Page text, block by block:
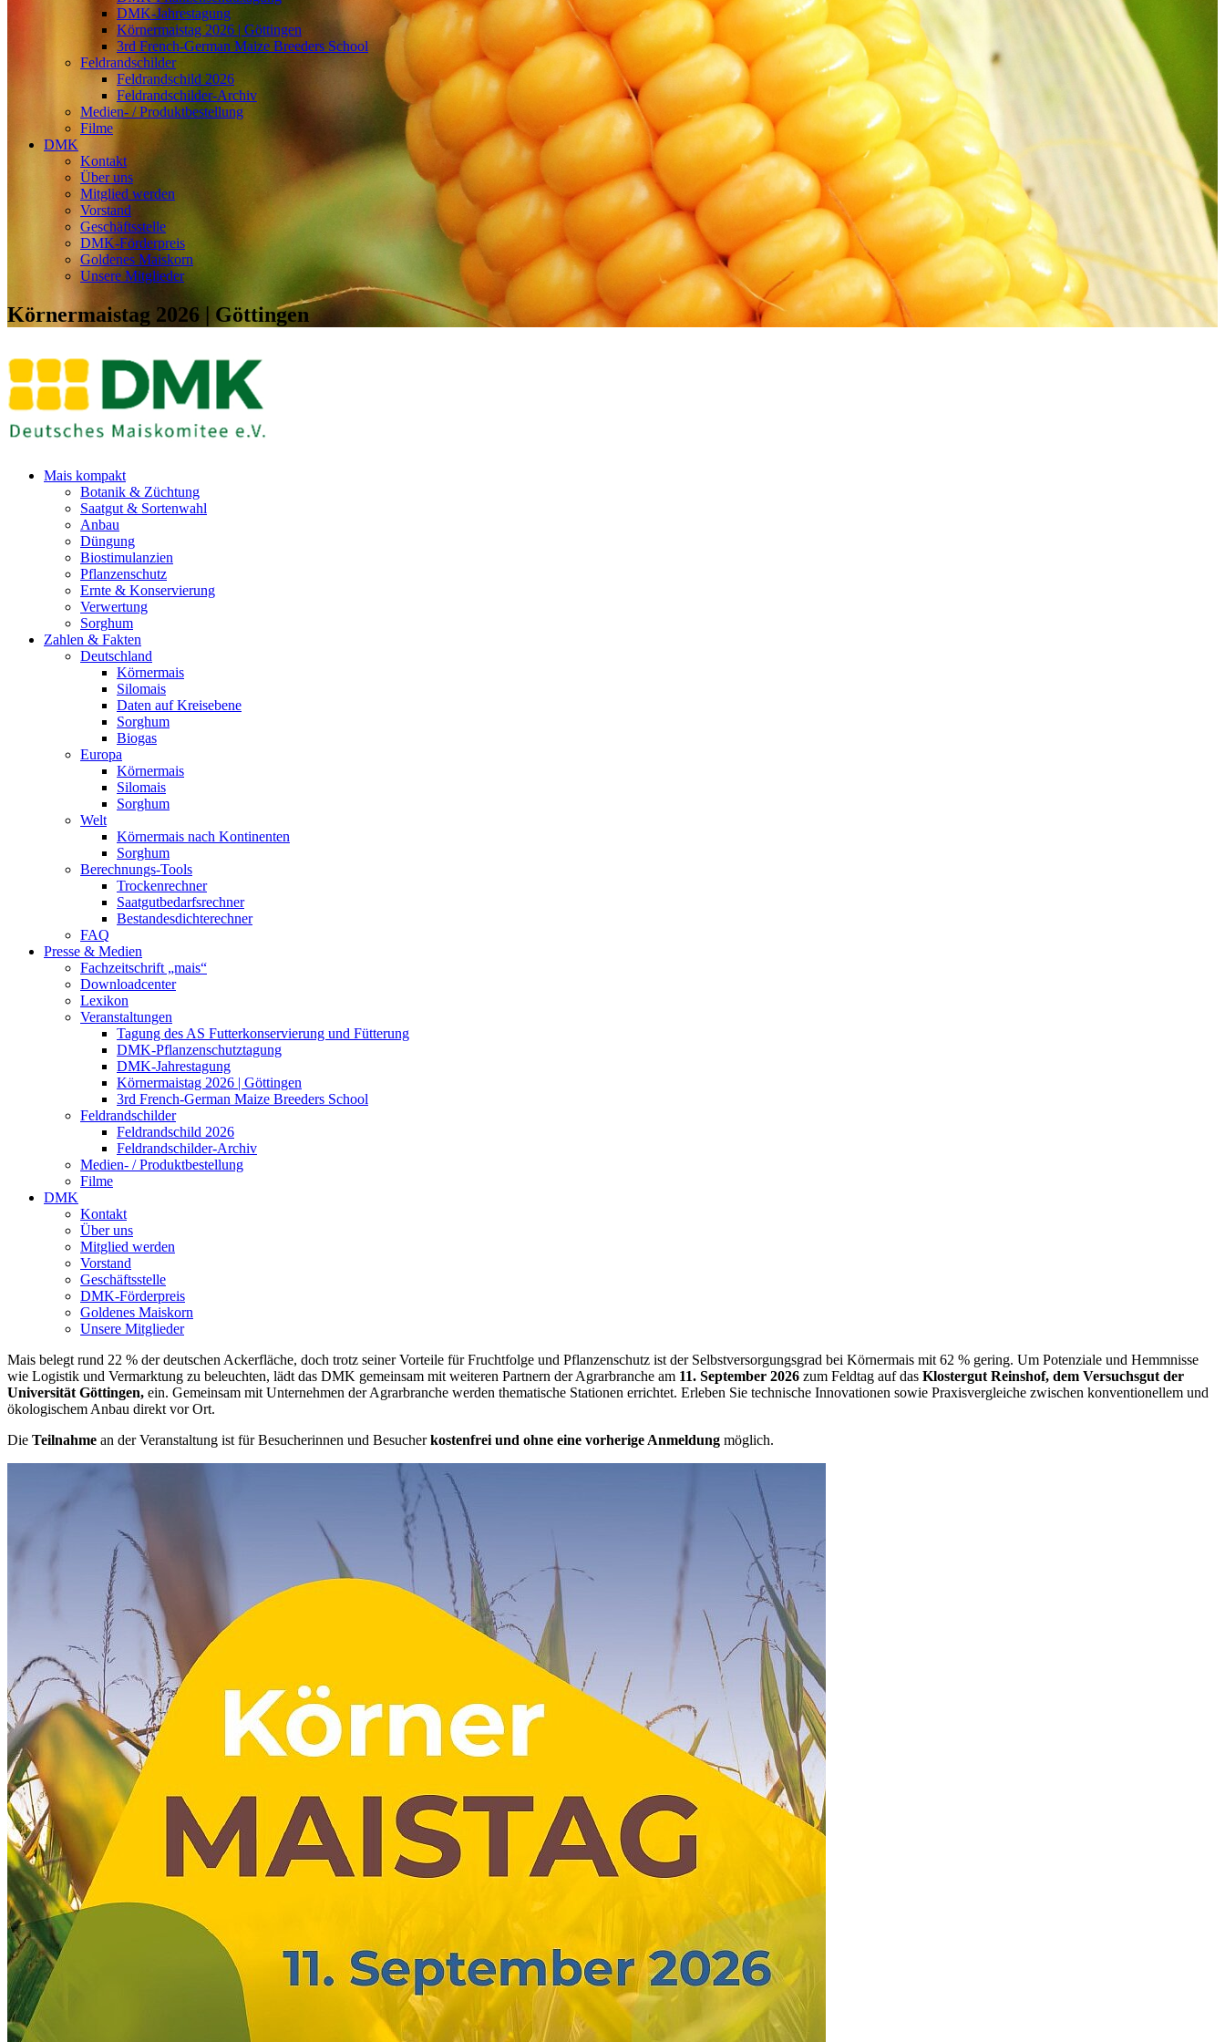
DMK-Jahrestagung
Körnermaistag 2026 | Göttingen
3rd French-German Maize Breeders School
Feldrandschilder
Feldrandschild 2026
Feldrandschilder-Archiv
Medien- / Produktbestellung
Filme
DMK
Kontakt
Über uns
Mitglied werden
Vorstand
Geschäftsstelle
DMK-Förderpreis
Goldenes Maiskorn
Unsere Mitglieder
Körnermaistag 2026 | Göttingen
Mais kompakt
Botanik & Züchtung
Saatgut & Sortenwahl
Anbau
Düngung
Biostimulanzien
Pflanzenschutz
Ernte & Konservierung
Verwertung
Sorghum
Zahlen & Fakten
Deutschland
Körnermais
Silomais
Daten auf Kreisebene
Sorghum
Biogas
Europa
Körnermais
Silomais
Sorghum
Welt
Körnermais nach Kontinenten
Sorghum
Berechnungs-Tools
Trockenrechner
Saatgutbedarfsrechner
Bestandesdichterechner
FAQ
Presse & Medien
Fachzeitschrift „mais“
Downloadcenter
Lexikon
Veranstaltungen
Tagung des AS Futterkonservierung und Fütterung
DMK-Pflanzenschutztagung
DMK-Jahrestagung
Körnermaistag 2026 | Göttingen
3rd French-German Maize Breeders School
Feldrandschilder
Feldrandschild 2026
Feldrandschilder-Archiv
Medien- / Produktbestellung
Filme
DMK
Kontakt
Über uns
Mitglied werden
Vorstand
Geschäftsstelle
DMK-Förderpreis
Goldenes Maiskorn
Unsere Mitglieder
Mais belegt rund 22 % der deutschen Ackerfläche, doch trotz seiner Vorteile für Fruchtfolge und Pflanzenschutz ist der Selbstversorgungsgrad bei Körnermais mit 62 % gering. Um Potenziale und Hemmnisse
wie Logistik und Vermarktung zu beleuchten, lädt das DMK gemeinsam mit weiteren Partnern der Agrarbranche am 11. September 2026 zum Feldtag auf das Klostergut Reinshof, dem Versuchsgut der
Universität Göttingen, ein. Gemeinsam mit Unternehmen der Agrarbranche werden thematische Stationen errichtet. Erleben Sie technische Innovationen sowie Praxisvergleiche zwischen konventionellem und
ökologischem Anbau direkt vor Ort.
Die Teilnahme an der Veranstaltung ist für Besucherinnen und Besucherkostenfrei und ohne eine vorherige Anmeldung möglich.